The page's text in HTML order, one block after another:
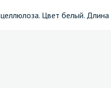
Цвет белый.